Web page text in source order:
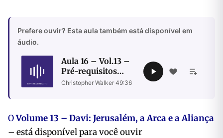
Prefere ouvir? Esta aula também está disponível em
áudio.
Aula 16 – Vol.13 –
Pré-requisitos
para a casa de
Christopher Walker 49:36
OVolume 13 – Davi: Jerusalém, a Arca e a Aliança
– está disponível para você ouvir